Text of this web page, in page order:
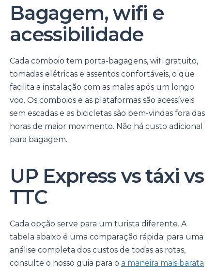
Bagagem, wifi e
acessibilidade
Cada comboio tem porta-bagagens, wifi gratuito,
tomadas elétricas e assentos confortáveis, o que
facilita a instalação com as malas após um longo
voo. Os comboios e as plataformas são acessíveis
sem escadas e as bicicletas são bem-vindas fora das
horas de maior movimento. Não há custo adicional
para bagagem.
UP Express vs táxi vs
TTC
Cada opção serve para um turista diferente. A
tabela abaixo é uma comparação rápida; para uma
análise completa dos custos de todas as rotas,
consulte o nosso guia para o a maneira mais barata